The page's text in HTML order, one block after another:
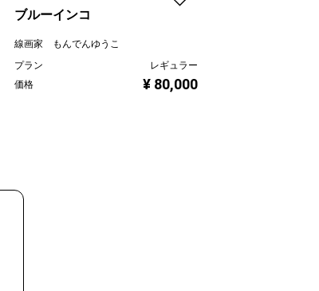
ブルーインコ
線画家 もんでんゆうこ
プラン
レギュラー
価格
¥ 80,000